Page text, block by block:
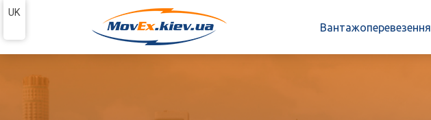
Вантажоперевезення
UK